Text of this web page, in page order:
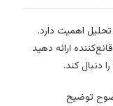
اهمیت دارد.
ارائه دهید
دنبال کند.
توضیح